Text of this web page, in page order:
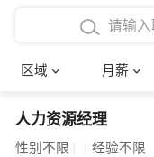
区域 月薪
4000-5000元
8000-12000元
博士
文员
人力资源经理
性别不限 经验不限